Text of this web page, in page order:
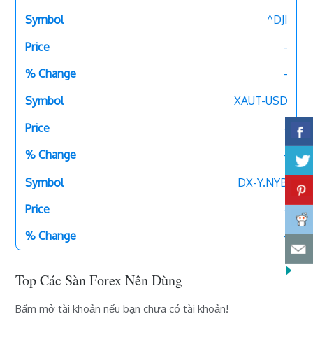
^DJI
-
-
XAUT-USD
-
-
DX-Y.NYB
-
-
Top Các Sàn Forex Nên Dùng
Bấm mở tài khoản nếu bạn chưa có tài khoản!